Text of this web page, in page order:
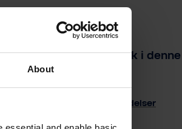
About
kan du kun få tak i
Produktanmeldelser